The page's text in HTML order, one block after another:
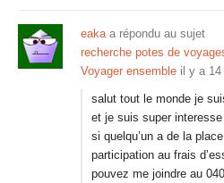
eakaa répondu au sujet
recherche potes de
Voyager ensemble il y a 14
salut tout le monde je
et je suis super
si quelqu’un a de la
participation au frais
pouvez me joindre au